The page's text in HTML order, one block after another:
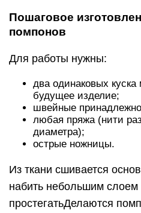
Пошаговое
помпонов
Для работы нужны:
два одинаковых
будущее изделие;
швейные
любая пряжа (нити
диаметра);
острые ножницы.
Из ткани сшивается
набить небольшим слоем
простегатьДелаются